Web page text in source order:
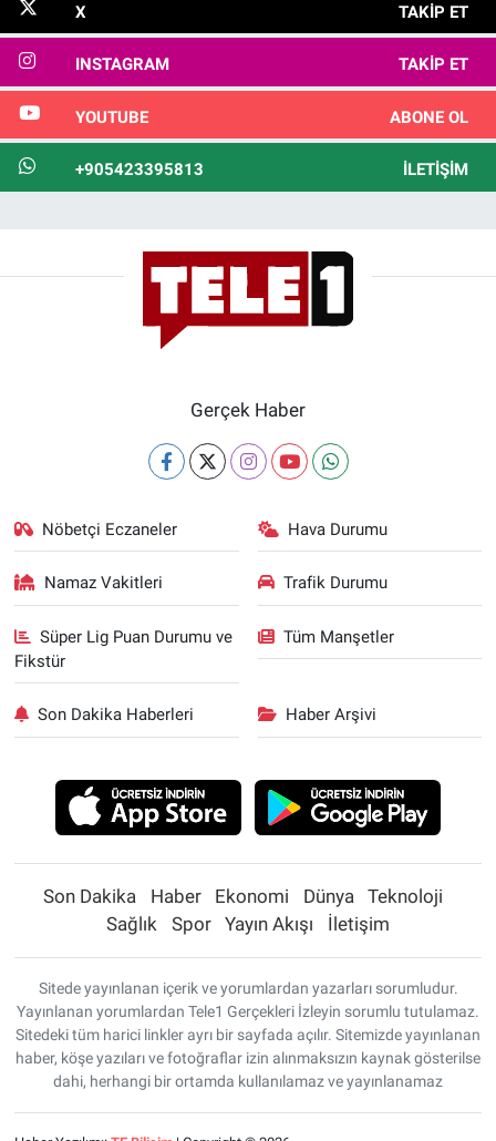
X TAKIP ET
INSTAGRAM TAKIP ET
YOUTUBE ABONE OL
+905423395813 İLETIŞIM
Gerçek Haber
Nöbetçi Eczaneler Hava Durumu
Namaz Vakitleri Trafik Durumu
Süper Lig Puan Durumu ve
Fikstür
Tüm Manşetler
Son Dakika Haberleri Haber Arşivi
Son Dakika Haber Ekonomi Dünya
Teknoloji
Sağlık
Spor Yayın Akışı İletişim
Sitede yayınlanan içerik ve yorumlardan yazarları sorumludur.
Yayınlanan yorumlardan Tele1 Gerçekleri İzleyin sorumlu tutulamaz.
Sitedeki tüm harici linkler ayrı bir sayfada açılır. Sitemizde yayınlanan
haber, köşe yazıları ve fotoğraflar izin alınmaksızın kaynak gösterilse
dahi, herhangi bir ortamda kullanılamaz ve yayınlanamaz